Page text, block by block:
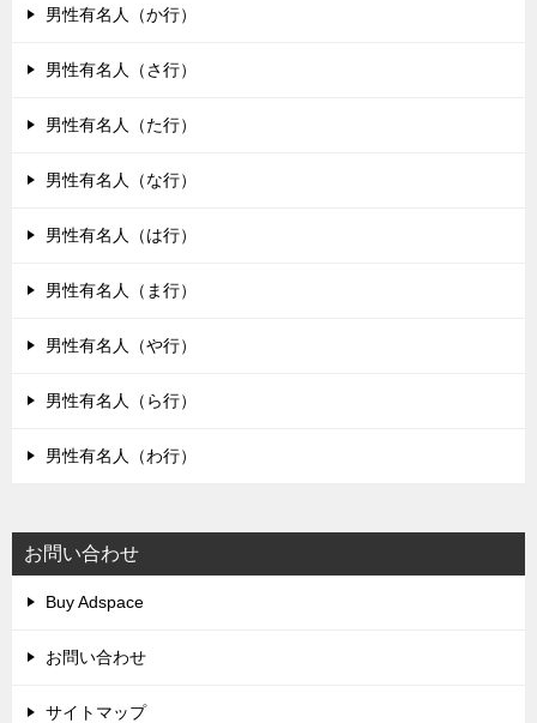
男性有名人（か行）
男性有名人（さ行）
男性有名人（た行）
男性有名人（な行）
男性有名人（は行）
男性有名人（ま行）
男性有名人（や行）
男性有名人（ら行）
男性有名人（わ行）
お問い合わせ
Buy Adspace
お問い合わせ
サイトマップ